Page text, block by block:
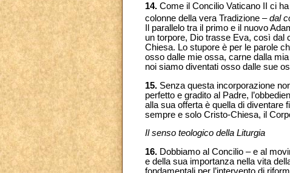
14. Come il Concilio Vaticano II ci
colonne della vera Tradizione –dal
Il parallelo tra il primo e il nuovo
un torpore, Dio trasse Eva, così dal
Chiesa. Lo stupore è per le parole
osso dalle mie ossa, carne dalla
noi siamo diventati osso dalle sue
15. Senza questa incorporazione
perfetto e gradito al Padre,
alla sua offerta è quella di diventare
sempre e solo Cristo-Chiesa, il
Il senso teologico della Liturgia
16. Dobbiamo al Concilio – e al
e della sua importanza nella vita